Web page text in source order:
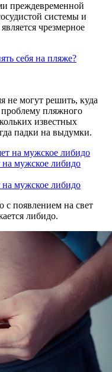
преждевременной
системы и
чрезмерное
себя на пляже?
не могут решить, куда
проблему пляжного
известных
падки на выдумки.
на мужское либидо
на мужское либидо
с появлением на свет
либидо.